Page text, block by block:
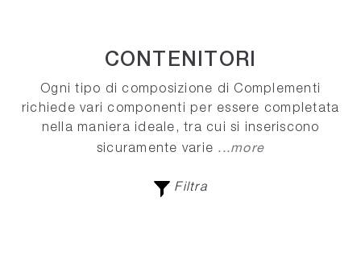
CONTENITORI
Ogni tipo di composizione di Complementi
richiede vari componenti per essere completata
nella maniera ideale, tra cui si inseriscono
sicuramente varie ...more
Filtra